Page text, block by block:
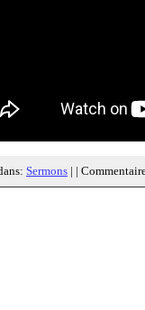
Sermons | |